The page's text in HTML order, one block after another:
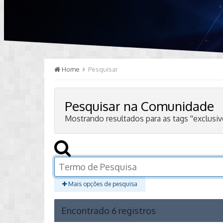
Home Pesquisar
Pesquisar na Comunidade
Mostrando resultados para as tags
Mais opções de pesquisa
Encontrado 6 registros